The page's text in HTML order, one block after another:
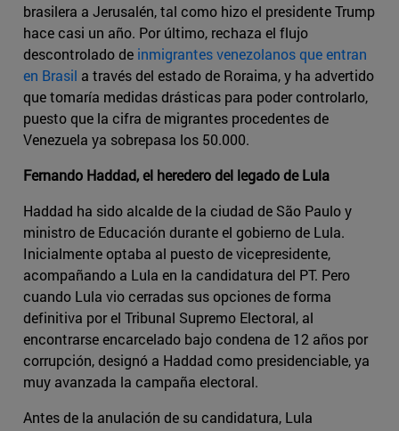
brasilera a Jerusalén, tal como hizo el presidente Trump
hace casi un año. Por último, rechaza el flujo
descontrolado de inmigrantes venezolanos que entran
en Brasil a través del estado de Roraima, y ha advertido
que tomaría medidas drásticas para poder controlarlo,
puesto que la cifra de migrantes procedentes de
Venezuela ya sobrepasa los 50.000.
Fernando Haddad, el heredero del legado de Lula
Haddad ha sido alcalde de la ciudad de São Paulo y
ministro de Educación durante el gobierno de Lula.
Inicialmente optaba al puesto de vicepresidente,
acompañando a Lula en la candidatura del PT. Pero
cuando Lula vio cerradas sus opciones de forma
definitiva por el Tribunal Supremo Electoral, al
encontrarse encarcelado bajo condena de 12 años por
corrupción, designó a Haddad como presidenciable, ya
muy avanzada la campaña electoral.
Antes de la anulación de su candidatura, Lula